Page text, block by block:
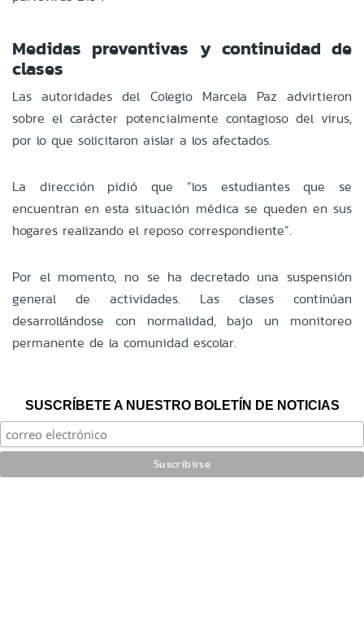
Medidas preventivas y continuidad de
clases
Las autoridades del Colegio Marcela Paz advirtieron
sobre el carácter potencialmente contagioso del virus,
por lo que solicitaron aislar a los afectados.
La dirección pidió que “los estudiantes que se
encuentran en esta situación médica se queden en sus
hogares realizando el reposo correspondiente”.
Por el momento, no se ha decretado una suspensión
general de actividades. Las clases continúan
desarrollándose con normalidad, bajo un monitoreo
permanente de la comunidad escolar.
SUSCRÍBETE A NUESTRO BOLETÍN DE NOTICIAS